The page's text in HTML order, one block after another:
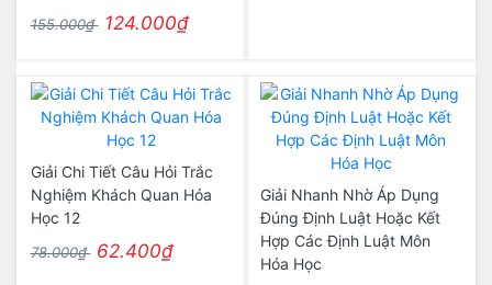
155.000₫ 124.000₫
Giải Chi Tiết Câu Hỏi Trắc
Nghiệm Khách Quan Hóa
Học 12
78.000₫ 62.400₫
Giải Nhanh Nhờ Áp Dụng
Đúng Định Luật Hoặc Kết
Hợp Các Định Luật Môn
Hóa Học